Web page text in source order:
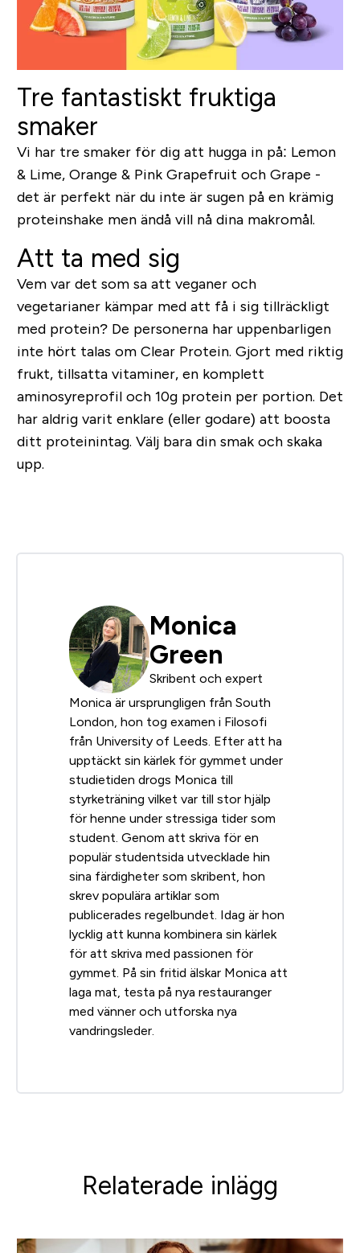
Tre fantastiskt fruktiga
smaker
Vi har tre smaker för dig att hugga in på: Lemon
& Lime, Orange & Pink Grapefruit och Grape -
det är perfekt när du inte är sugen på en krämig
proteinshake men ändå vill nå dina makromål.
Att ta med sig
Vem var det som sa att veganer och
vegetarianer kämpar med att få i sig tillräckligt
med protein? De personerna har uppenbarligen
inte hört talas om Clear Protein. Gjort med riktig
frukt, tillsatta vitaminer, en komplett
aminosyreprofil och 10g protein per portion. Det
har aldrig varit enklare (eller godare) att boosta
ditt proteinintag. Välj bara din smak och skaka
upp.
Monica
Green
Skribent och expert
Monica är ursprungligen från South
London, hon tog examen i Filosofi
från University of Leeds. Efter att ha
upptäckt sin kärlek för gymmet under
studietiden drogs Monica till
styrketräning vilket var till stor hjälp
för henne under stressiga tider som
student. Genom att skriva för en
populär studentsida utvecklade hin
sina färdigheter som skribent, hon
skrev populära artiklar som
publicerades regelbundet. Idag är hon
lycklig att kunna kombinera sin kärlek
för att skriva med passionen för
gymmet. På sin fritid älskar Monica att
laga mat, testa på nya restauranger
med vänner och utforska nya
vandringsleder.
Relaterade inlägg